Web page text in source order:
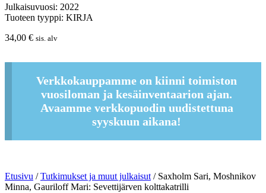
Julkaisuvuosi: 2022
Tuoteen tyyppi: KIRJA
34,00 € sis. alv
Verkkokauppamme on kiinni toimiston
vuosiloman ja kesäinventaarion ajan.
Avaamme verkkopuodin uudistettuna
syyskuun aikana!
Etusivu /Tutkimukset ja muut julkaisut/ Saxholm Sari, Moshnikov
Minna, Gauriloff Mari: Sevettijärven kolttakatrilli